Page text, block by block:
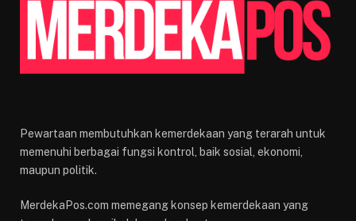
Pewartaan membutuhkan kemerdekaan yang terarah untuk
memenuhi berbagai fungsi kontrol, baik sosial, ekonomi,
maupun politik.
MerdekaPos.com memegang konsep kemerdekaan yang